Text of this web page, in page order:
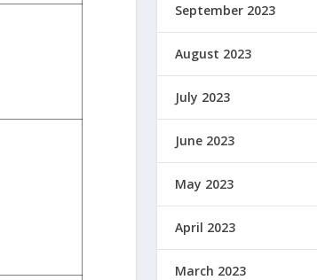
September 2023
August 2023
July 2023
June 2023
May 2023
April 2023
March 2023